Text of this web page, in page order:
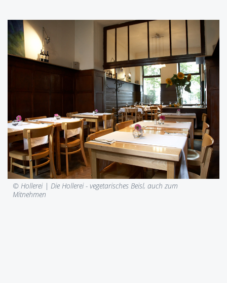
© Hollerei | Die Hollerei - vegetarisches Beisl, auch zum
Mitnehmen